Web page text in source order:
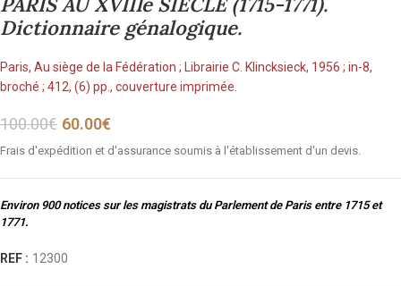
Dictionnaire génalogique.
Paris, Au siège de la Fédération ; Librairie C. Klincksieck, 1956 ; in-8,
broché ; 412, (6) pp., couverture imprimée.
100.00€ 60.00€
Frais d'expédition et d'assurance soumis à l'établissement d'un devis.
Environ 900 notices sur les magistrats du Parlement de Paris entre 1715 et
1771.
REF : 12300